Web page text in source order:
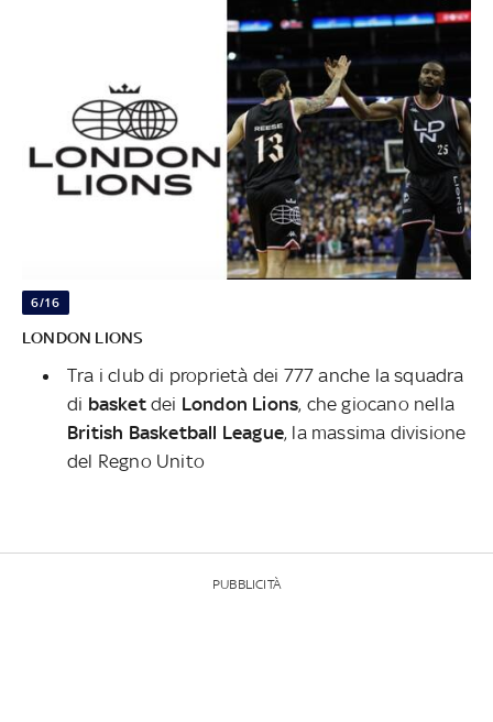
6/16
LONDON LIONS
Tra i club di proprietà dei 777 anche la squadra
di basketdei London Lions, che giocano nella
British Basketball League, la massima divisione
del Regno Unito
PUBBLICITÀ